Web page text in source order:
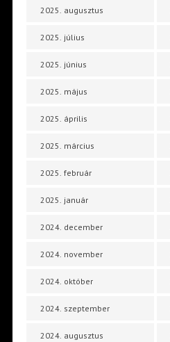
2025. augusztus
2025. július
2025. június
2025. május
2025. április
2025. március
2025. február
2025. január
2024. december
2024. november
2024. október
2024. szeptember
2024. augusztus